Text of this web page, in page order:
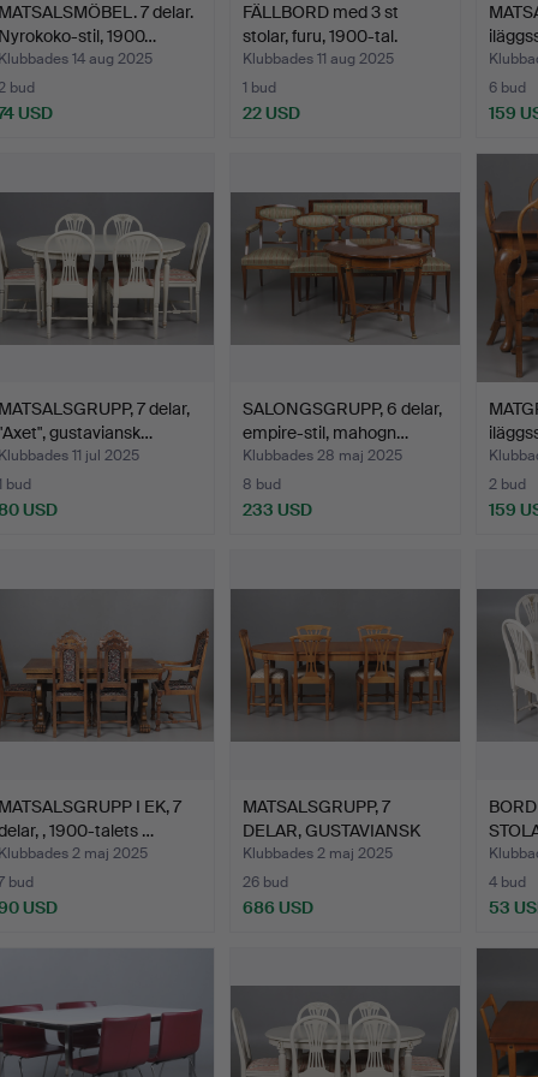
MATSALSMÖBEL. 7 delar.
Nyrokoko-stil, 1900…
Klubbades 14 aug 2025
bud
USD
FÄLLBORD med 3 st
stolar, furu, 1900-tal.
Klubbades 11 aug 2025
1 bud
22 USD
6 bud
159
MATSALSGRUPP, 7 delar,
gustaviansk…
Klubbades 11 jul 2025
bud
USD
SALONGSGRUPP, 6 delar,
empire-stil, mahogn…
Klubbades 28 maj 2025
8 bud
233 USD
2 bud
159
MATSALSGRUPP I EK, 7
, 1900-talets …
Klubbades 2 maj 2025
bud
USD
MATSALSGRUPP, 7
DELAR, GUSTAVIANSK
STIL. B…
Klubbades 2 maj 2025
26 bud
686 USD
4 bud
53